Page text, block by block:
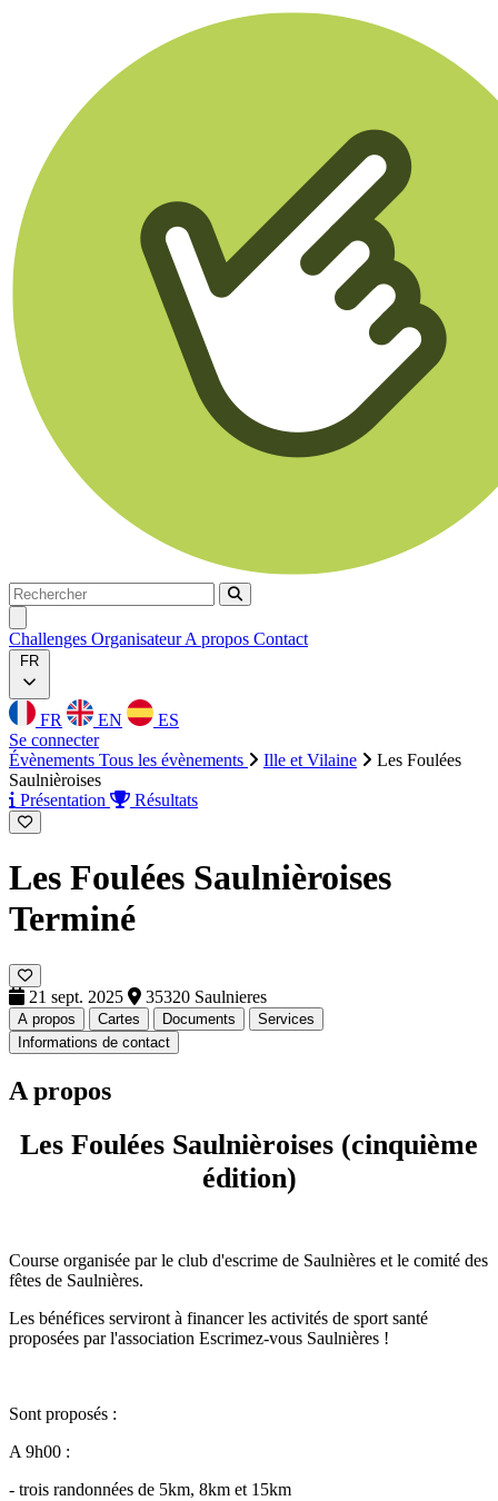
Rechercher
Rechercher
Challenges OrganisateurA propos Contact
FR
FR EN
ES
Se connecter
Évènements Tous les évènements Ille et Vilaine
Les Foulées
Saulnièroises
Présentation
Résultats
Les Foulées Saulnièroises
Terminé
21 sept. 2025 35320 Saulnieres
A propos Cartes Documents
Services
Informations de contact
A propos
Les Foulées Saulnièroises (cinquième
édition)
Course organisée par le club d'escrime de Saulnières et le comité des
fêtes de Saulnières.
Les bénéfices serviront à financer les activités de sport santé
proposées par l'association Escrimez-vous Saulnières !
Sont proposés :
A 9h00 :
- trois randonnées de 5km, 8km et 15km